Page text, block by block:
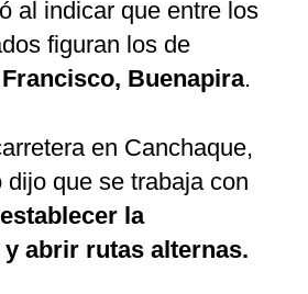
al indicar que entre los
figuran los de
Buenapira.
en Canchaque,
que se trabaja con
la
abrir rutas alternas.